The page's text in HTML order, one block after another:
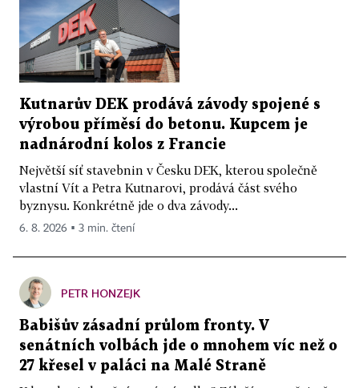
Kutnarův DEK prodává závody spojené s
výrobou příměsí do betonu. Kupcem je
nadnárodní kolos z Francie
Největší síť stavebnin v Česku DEK, kterou společně
vlastní Vít a Petra Kutnarovi, prodává část svého
byznysu. Konkrétně jde o dva závody...
6. 8. 2026 ▪ 3 min. čtení
PETR HONZEJK
Babišův zásadní průlom fronty. V
senátních volbách jde o mnohem víc než o
27 křesel v paláci na Malé Straně